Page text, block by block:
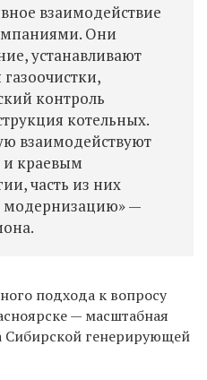
взаимодействие
Они
устанавливают
контроль
котельных.
взаимодействуют
и краевым
часть из них
модернизацию» —
подхода к вопросу
— масштабная
Сибирской генерирующей